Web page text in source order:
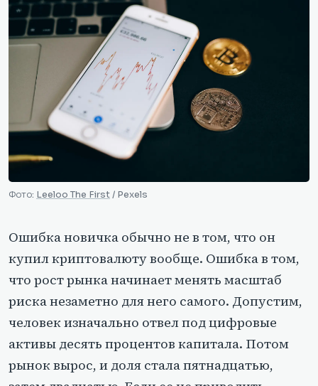
Фото: Leeloo The First/ Pexels
Ошибка новичка обычно не в том, что он
купил криптовалюту вообще. Ошибка в том,
что рост рынка начинает менять масштаб
риска незаметно для него самого. Допустим,
человек изначально отвел под цифровые
активы десять процентов капитала. Потом
рынок вырос, и доля стала пятнадцатью,